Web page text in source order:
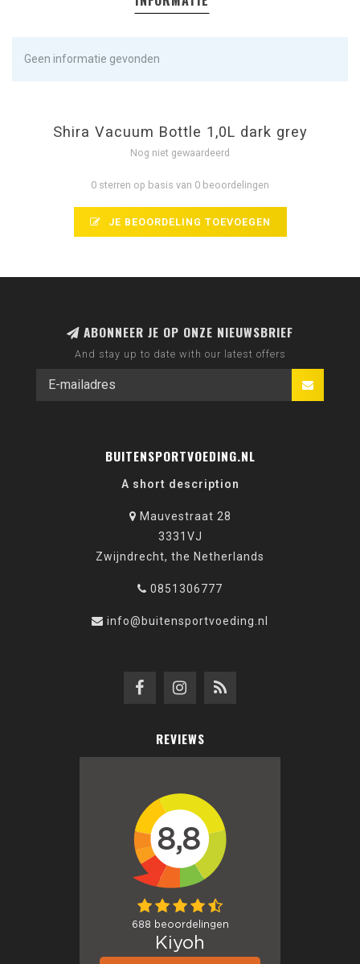
Geen informatie gevonden
Shira Vacuum Bottle 1,0L dark grey
Nog niet gewaardeerd
0 sterren op basis van 0 beoordelingen
JE BEOORDELING TOEVOEGEN
ABONNEER JE OP ONZE NIEUWSBRIEF
And stay up to date with our latest offers
BUITENSPORTVOEDING.NL
A short description
Mauvestraat 28
3331VJ
Zwijndrecht, the Netherlands
0851306777
info@buitensportvoeding.nl
REVIEWS